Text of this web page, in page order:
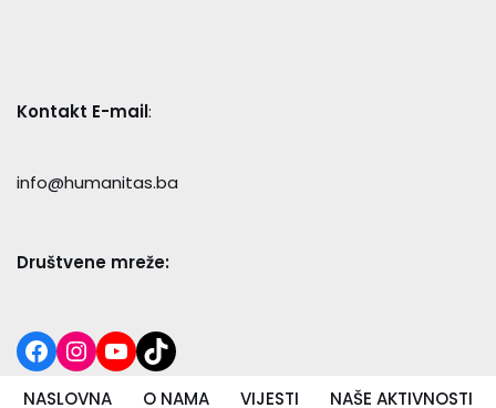
Kontakt E-mail:
info@humanitas.ba
Društvene mreže:
NASLOVNA O NAMA VIJESTI NAŠE AKTIVNOSTI